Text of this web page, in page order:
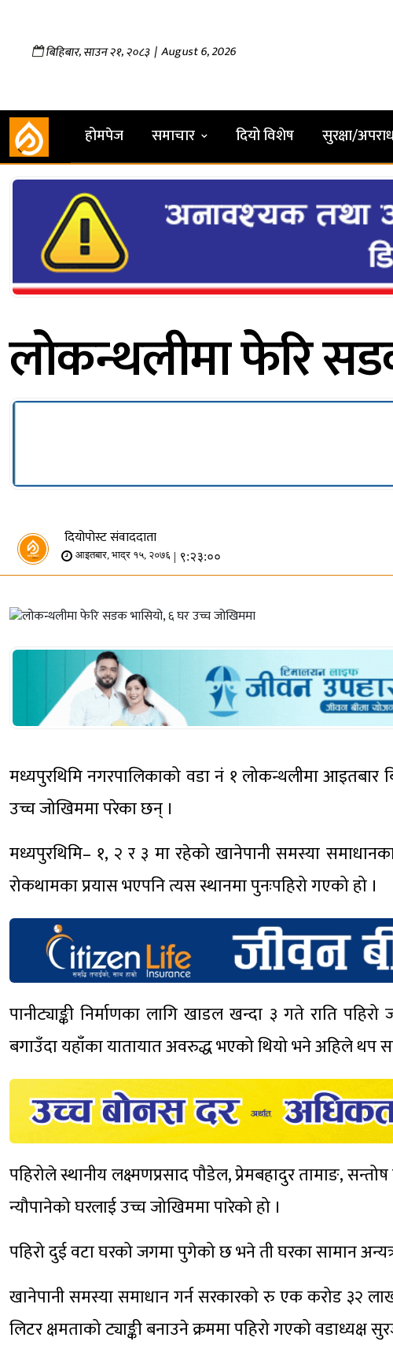
बिहिबार,साउन२१,२०८३| August 6, 2026
होमपेज समाचार दियो विशेष सुरक्षा/
लोकन्थलीमा फेरि
दियोपोस्ट संवाददाता
आइतबार, भाद्र १५, २०७६ | ९:२३:००
मध्यपुरथिमि नगरपालिकाको वडा नं १ लोकन्थलीमा आइतबार
उच्च जोखिममा परेका छन् ।
मध्यपुरथिमि– १, २ र ३ मा रहेको खानेपानी समस्या
रोकथामका प्रयास भएपनि त्यस स्थानमा पुनःपहिरो गएको हो ।
पानीट्याङ्की निर्माणका लागि खाडल खन्दा ३ गते राति
बगाउँदा यहाँका यातायात अवरुद्ध भएको थियो भने अहिले थप
पहिरोले स्थानीय लक्ष्मणप्रसाद पौडेल, प्रेमबहादुर तामाङ,
न्यौपानेको घरलाई उच्च जोखिममा पारेको हो ।
पहिरो दुई वटा घरको जगमा पुगेको छ भने ती घरका सामान
खानेपानी समस्या समाधान गर्न सरकारको रु एक करोड ३२
लिटर क्षमताको ट्याङ्की बनाउने क्रममा पहिरो गएको वडाध्यक्ष